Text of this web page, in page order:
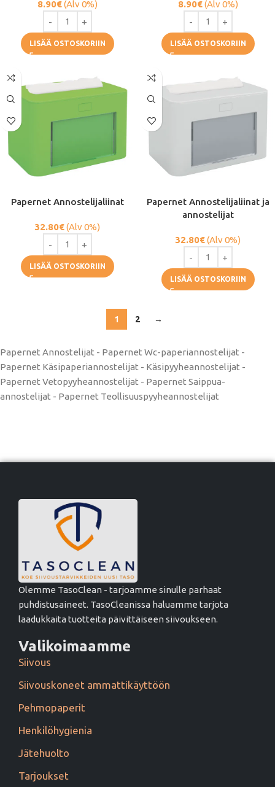
8.90€(Alv 0%)
LISÄÄ OSTOSKORIIN
8.90€(Alv 0%)
LISÄÄ OSTOSKORIIN
Papernet Annostelijaliinat
32.80€(Alv 0%)
LISÄÄ OSTOSKORIIN
Papernet Annostelijaliinat ja
annostelijat
32.80€(Alv 0%)
LISÄÄ OSTOSKORIIN
1 2 →
Papernet Annostelijat - Papernet Wc-paperiannostelijat -
Papernet Käsipaperiannostelijat - Käsipyyheannostelijat -
Papernet Vetopyyheannostelijat - Papernet Saippua-
annostelijat - Papernet Teollisuuspyyheannostelijat
Olemme TasoClean - tarjoamme sinulle parhaat
puhdistusaineet. TasoCleanissa haluamme tarjota
laadukkaita tuotteita päivittäiseen siivoukseen.
Valikoimaamme
Siivous
Siivouskoneet ammattikäyttöön
Pehmopaperit
Henkilöhygienia
Jätehuolto
Tarjoukset